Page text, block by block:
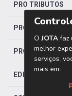
PRO TRIBUTOS
PRO TRABALHISTA
PRO SAÚDE
EDITORIAS